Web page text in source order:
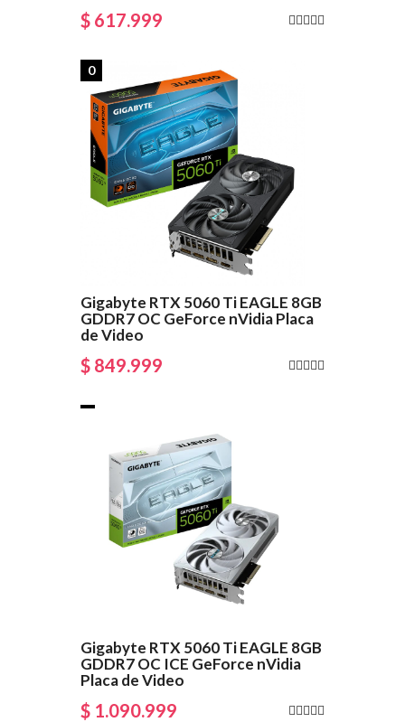
$ 617.999
0
Gigabyte RTX 5060 Ti EAGLE 8GB
GDDR7 OC GeForce nVidia Placa
de Video
$ 849.999
Gigabyte RTX 5060 Ti EAGLE 8GB
GDDR7 OC ICE GeForce nVidia
Placa de Video
$ 1.090.999